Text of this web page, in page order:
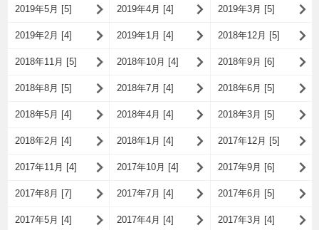
2019年5月 [5] 2019年4月 [4] 2019年3月 [5]
2019年2月 [4] 2019年1月 [4] 2018年12月 [5]
2018年11月 [5] 2018年10月 [4] 2018年9月 [6]
2018年8月 [5] 2018年7月 [4] 2018年6月 [5]
2018年5月 [4] 2018年4月 [4] 2018年3月 [5]
2018年2月 [4] 2018年1月 [4] 2017年12月 [5]
2017年11月 [4] 2017年10月 [4] 2017年9月 [6]
2017年8月 [7] 2017年7月 [4] 2017年6月 [5]
2017年5月 [4] 2017年4月 [4] 2017年3月 [4]